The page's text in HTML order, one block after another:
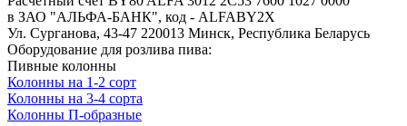
в ЗАО "АЛЬФА-БАНК", код - ALFABY2X
Ул. Сурганова, 43-47 220013 Минск, Республика Беларусь
Оборудование для розлива пива:
Пивные колонны
Колонны на 1-2 сорт
Колонны на 3-4 сорта
Колонны П-образные